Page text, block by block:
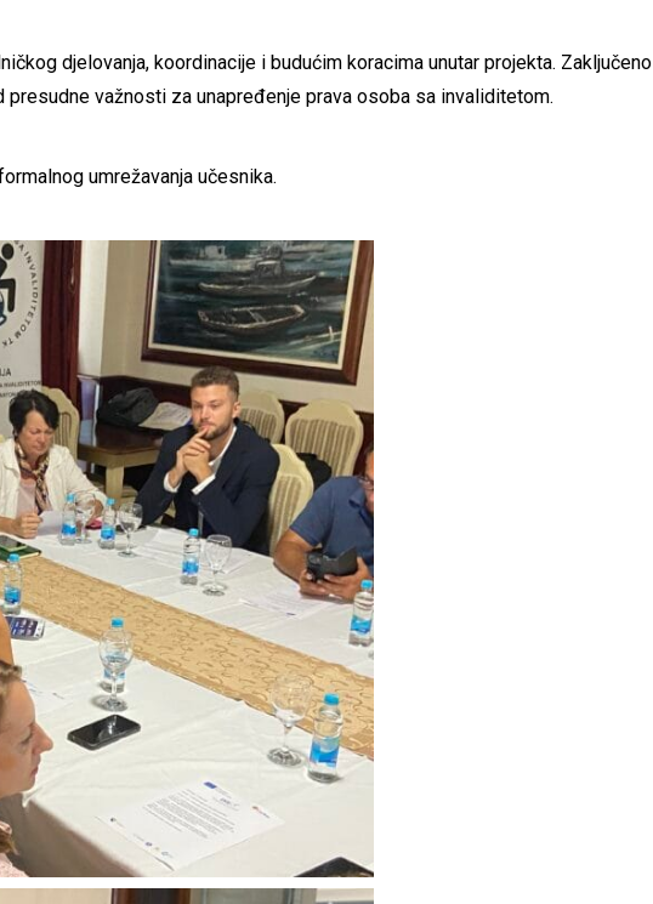
djelovanja, koordinacije i budućim koracima unutar projekta.
važnosti za unapređenje prava osoba sa invaliditetom.
umrežavanja učesnika.